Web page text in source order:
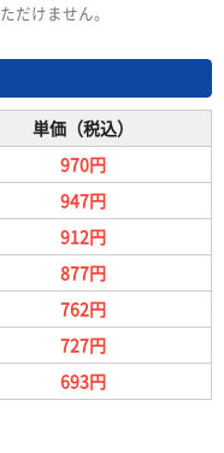
だけません。
単価（税込）
970円
947円
912円
877円
762円
727円
693円